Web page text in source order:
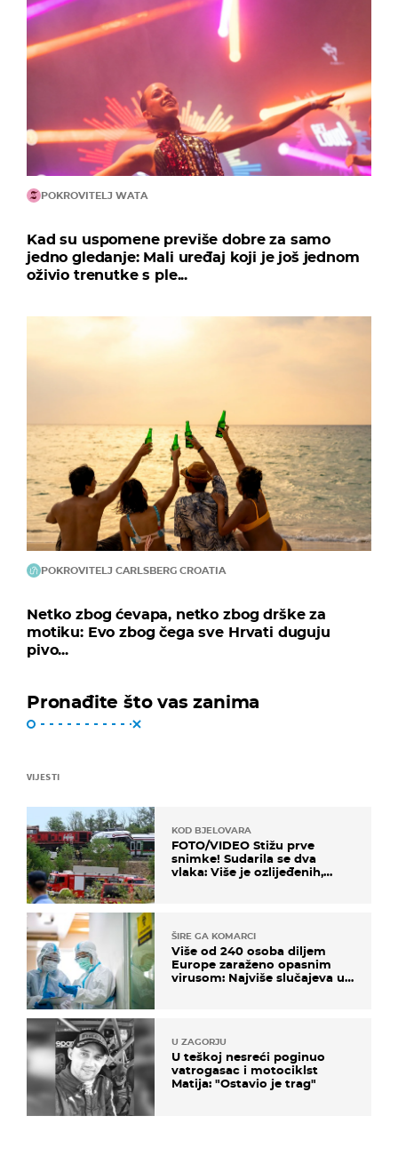
POKROVITELJ WATA
Kad su uspomene previše dobre za samo
jedno gledanje: Mali uređaj koji je još jednom
oživio trenutke s ple...
POKROVITELJ CARLSBERG CROATIA
Netko zbog ćevapa, netko zbog drške za
motiku: Evo zbog čega sve Hrvati duguju
pivo...
Pronađite što vas zanima
VIJESTI
KOD BJELOVARA
FOTO/VIDEO Stižu prve
snimke! Sudarila se dva
vlaka: Više je ozlijeđenih,
ŠIRE GA KOMARCI
Više od 240 osoba diljem
Europe zaraženo opasnim
virusom: Najviše slučajeva u
U ZAGORJU
U teškoj nesreći poginuo
vatrogasac i motociklst
Matija: "Ostavio je trag"